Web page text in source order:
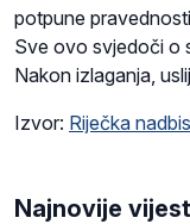
potpune
Sve ovo svjedoči o
Nakon izlaganja,
Izvor: Riječka
Najnovije